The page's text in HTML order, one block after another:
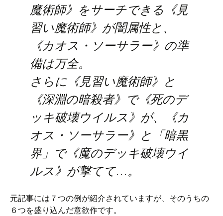
魔術師》をサーチできる《見
習い魔術師》が闇属性と、
《カオス・ソーサラー》の準
備は万全。
さらに《見習い魔術師》と
《深淵の暗殺者》で《死のデ
ッキ破壊ウイルス》が、《カ
オス・ソーサラー》と「暗黒
界」で《魔のデッキ破壊ウイ
ルス》が撃てて…。
元記事には７つの例が紹介されていますが、そのうちの
６つを盛り込んだ意欲作です。